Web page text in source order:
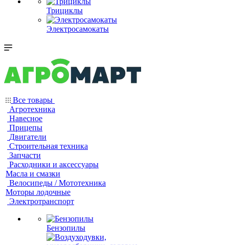
Трициклы
Электросамокаты
Все товары
Агротехника
Навесное
Прицепы
Двигатели
Строительная техника
Запчасти
Расходники и аксессуары
Масла и смазки
Велосипеды / Мототехника
Моторы лодочные
Электротранспорт
Бензопилы